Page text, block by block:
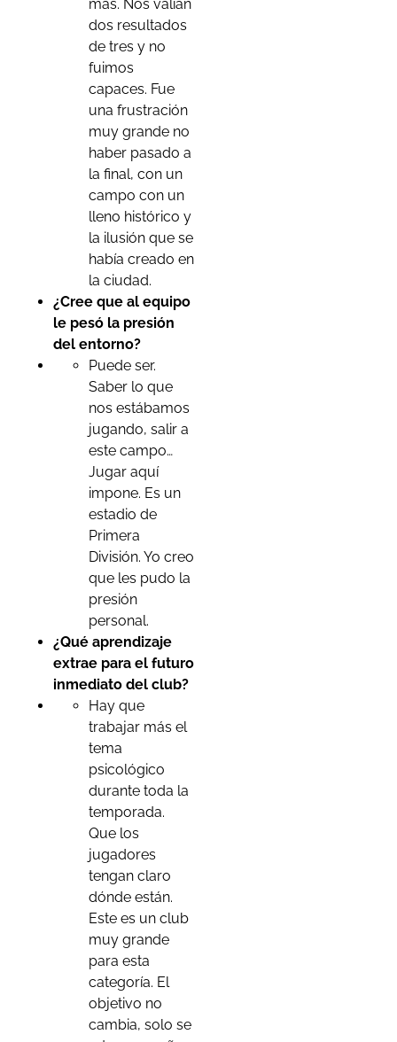
más. Nos valían
dos resultados
de tres y no
fuimos
capaces. Fue
una frustración
muy grande no
haber pasado a
la final, con un
campo con un
lleno histórico y
la ilusión que se
había creado en
la ciudad.
¿Cree que al equipo
le pesó la presión
del entorno?
Puede ser.
Saber lo que
nos estábamos
jugando, salir a
este campo…
Jugar aquí
impone. Es un
estadio de
Primera
División. Yo creo
que les pudo la
presión
personal.
¿Qué aprendizaje
extrae para el futuro
inmediato del club?
Hay que
trabajar más el
tema
psicológico
durante toda la
temporada.
Que los
jugadores
tengan claro
dónde están.
Este es un club
muy grande
para esta
categoría. El
objetivo no
cambia, solo se